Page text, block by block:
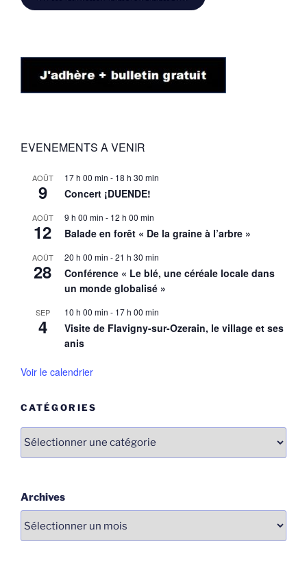
EVENEMENTS A VENIR
AOÛT
9
17 h 00 min - 18 h 30 min
Concert ¡DUENDE!
AOÛT
12
9 h 00 min - 12 h 00 min
Balade en forêt « De la graine à l’arbre »
AOÛT
28
20 h 00 min -21 h 30 min
Conférence « Le blé, une céréale locale dans
un monde globalisé »
SEP
4
10 h 00 min - 17 h 00 min
Visite de Flavigny-sur-Ozerain, le village et ses
anis
Voir le calendrier
CATÉGORIES
Catégories
Archives